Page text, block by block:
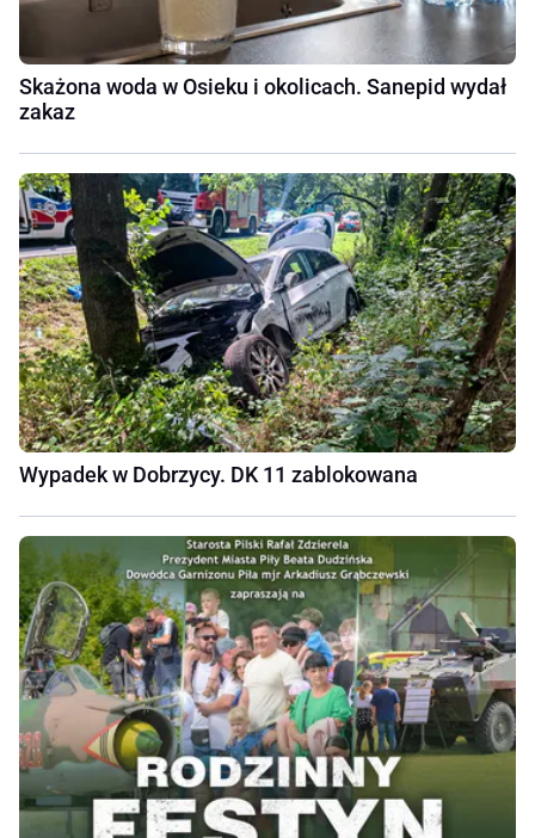
Skażona woda w Osieku i okolicach. Sanepid wydał
zakaz
Wypadek w Dobrzycy. DK 11 zablokowana